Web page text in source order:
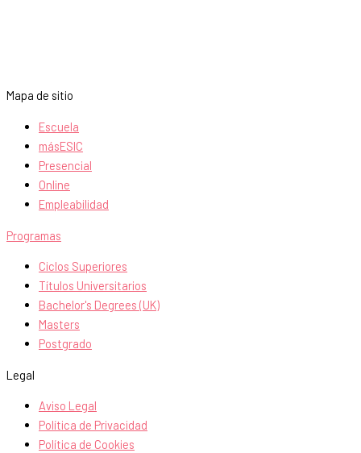
Mapa de sitio
Escuela
másESIC
Presencial
Online
Empleabilidad
Programas
Ciclos Superiores
Títulos Universitarios
Bachelor's Degrees (UK)
Masters
Postgrado
Legal
Aviso Legal
Política de Privacidad
Política de Cookies